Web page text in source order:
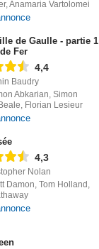
Anamaria Vartolomei
de Gaulle - partie 1
Fer
4,4
Baudry
Abkarian, Simon
Florian Lesieur
4,3
Nolan
Damon, Tom Holland,